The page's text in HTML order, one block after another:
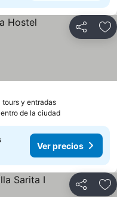
Compartir
y entradas
de la ciudad
Ver precios
Compartir